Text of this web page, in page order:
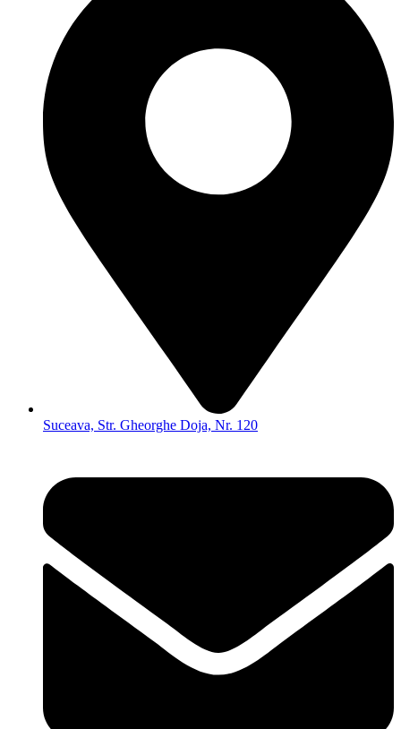
Suceava, Str. Gheorghe Doja, Nr. 120